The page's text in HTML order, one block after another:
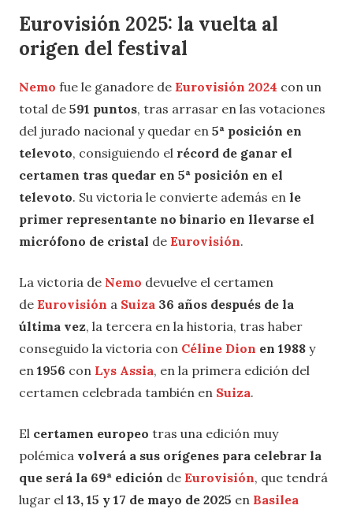
Eurovisión 2025: la vuelta al
origen del festival
Nemo fue le ganadore de Eurovisión 2024 con un
total de 591 puntos, tras arrasar en las votaciones
del jurado nacional y quedar en 5ª posición en
televoto, consiguiendo el récord de ganar el
certamen tras quedar en 5ª posición en el
televoto. Su victoria le convierte además en le
primer representante no binario en llevarse el
micrófono de cristal de Eurovisión.
La victoria de Nemo devuelve el certamen
de Eurovisión a Suiza 36 años después de la
última vez, la tercera en la historia, tras haber
conseguido la victoria con Céline Dion en 1988 y
en 1956 con Lys Assia, en la primera edición del
certamen celebrada también en Suiza.
El certamen europeo tras una edición muy
polémica volverá a sus orígenes para celebrar la
que será la 69ª edición de Eurovisión, que tendrá
lugar el 13, 15 y 17 de mayo de 2025 en Basilea